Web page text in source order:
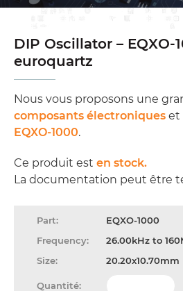
DIP Oscillator – EQXO-
euroquartz
Nous vous proposons une
composants électroniques et
EQXO-1000.
Ce produit est en stock.
La documentation peut être
EQXO-1000
26.00kHz to
20.20x10.70mm